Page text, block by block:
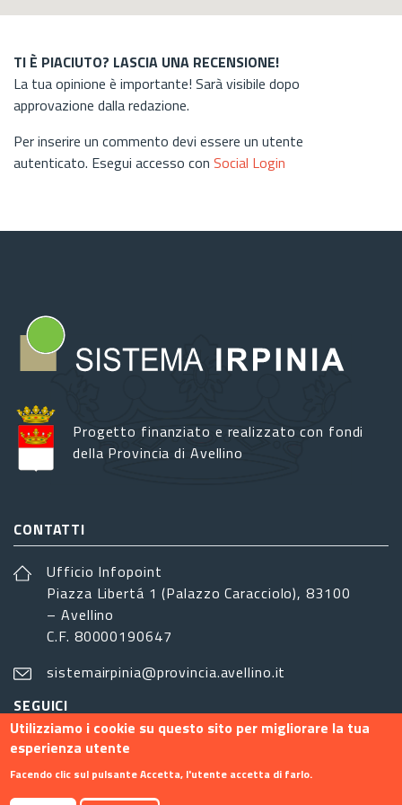
TI È PIACIUTO? LASCIA UNA RECENSIONE!
La tua opinione è importante! Sarà visibile dopo
approvazione dalla redazione.
Per inserire un commento devi essere un utente
autenticato. Esegui accesso con Social Login
Progetto finanziato e realizzato con fondi
della Provincia di Avellino
CONTATTI
Ufficio Infopoint
Piazza Libertá 1 (Palazzo Caracciolo), 83100
– Avellino
C.F. 80000190647
sistemairpinia@provincia.avellino.it
SEGUICI
Utilizziamo i cookie su questo sito per migliorare la tua
esperienza utente
Facendo clic sul pulsante Accetta, l'utente accetta di farlo.